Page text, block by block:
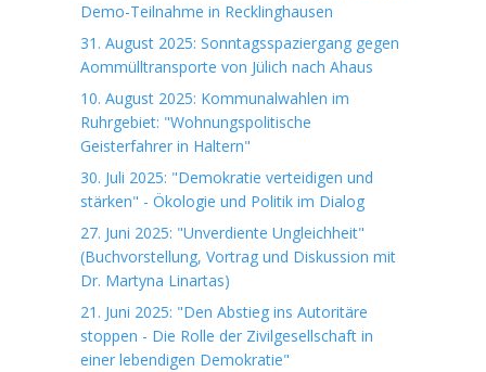
Demo-Teilnahme in Recklinghausen
31. August 2025: Sonntagsspaziergang gegen
Aommülltransporte von Jülich nach Ahaus
10. August 2025: Kommunalwahlen im
Ruhrgebiet: "Wohnungspolitische
Geisterfahrer in Haltern"
30. Juli 2025: "Demokratie verteidigen und
stärken" - Ökologie und Politik im Dialog
27. Juni 2025: "Unverdiente Ungleichheit"
(Buchvorstellung, Vortrag und Diskussion mit
Dr. Martyna Linartas)
21. Juni 2025: "Den Abstieg ins Autoritäre
stoppen - Die Rolle der Zivilgesellschaft in
einer lebendigen Demokratie"